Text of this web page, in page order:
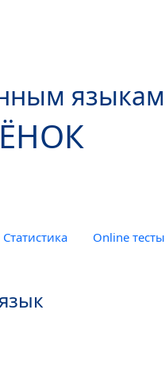
языкам
Статистика Online тесты